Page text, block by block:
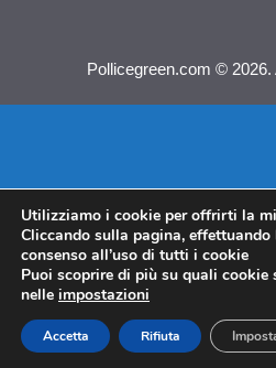
Pollicegreen.com © 2026.
Utilizziamo i cookie per offrirti la
Cliccando sulla pagina,
consenso all’uso di tutti i cookie
Puoi scoprire di più su quali
nelle impostazioni
Accetta Rifiuta